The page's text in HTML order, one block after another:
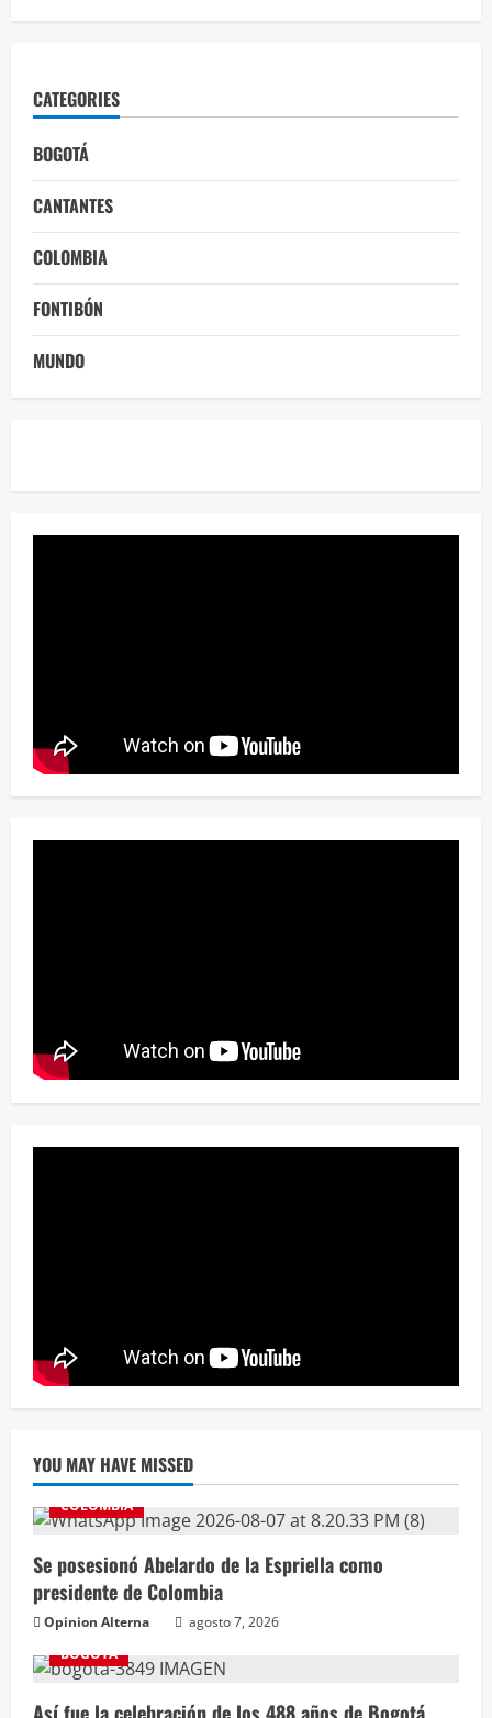
CATEGORIES
BOGOTÁ
CANTANTES
COLOMBIA
FONTIBÓN
MUNDO
YOU MAY HAVE MISSED
COLOMBIA
Se posesionó Abelardo de la Espriella como
presidente de Colombia
Opinion Alterna
agosto 7, 2026
BOGOTÁ